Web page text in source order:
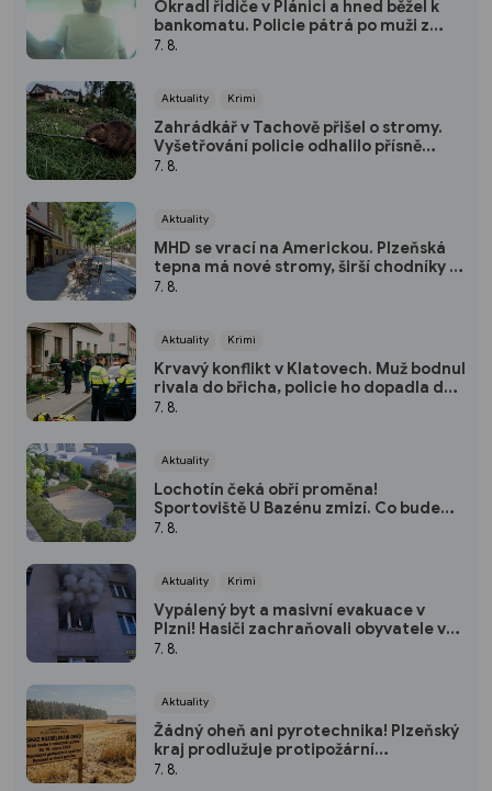
Okradl řidiče v Plánici a hned běžel k
bankomatu. Policie pátrá po muži z
kamerových záznamů
7. 8.
Aktuality Krimi
Zahrádkář v Tachově přišel o stromy.
Vyšetřování policie odhalilo přísně
chráněného viníka
7. 8.
Aktuality
MHD se vrací na Americkou. Plzeňská
tepna má nové stromy, širší chodníky i
zónu 20 km/h
7. 8.
Aktuality Krimi
Krvavý konflikt v Klatovech. Muž bodnul
rivala do břicha, policie ho dopadla do
dvou hodin
7. 8.
Aktuality
Lochotín čeká obří proměna!
Sportoviště U Bazénu zmizí. Co bude
místo něj?
7. 8.
Aktuality Krimi
Vypálený byt a masivní evakuace v
Plzni! Hasiči zachraňovali obyvatele v
maskách
7. 8.
Aktuality
Žádný oheň ani pyrotechnika! Plzeňský
kraj prodlužuje protipožární
pohotovost
7. 8.